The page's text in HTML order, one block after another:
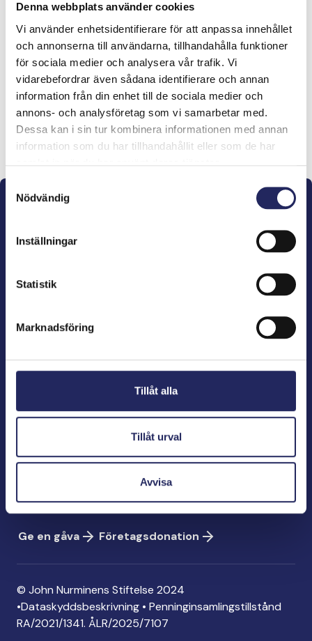
Denna webbplats använder cookies
Vi använder enhetsidentifierare för att anpassa innehållet
och annonserna till användarna, tillhandahålla funktioner
för sociala medier och analysera vår trafik. Vi
vidarebefordrar även sådana identifierare och annan
information från din enhet till de sociala medier och
annons- och analysföretag som vi samarbetar med.
Dessa kan i sin tur kombinera informationen med annan
information som du har tillhandahållit eller som de har
Nödvändig
Inställningar
Statistik
Marknadsföring
Tillåt alla
Tillåt urval
Avvisa
Tiimille tehdyt
lahjoitukset
Lahjoita ja liity tähän tiimiin
John Nurminens Stiftelse är Östersjöns beskyddare,
förespråkare för havets betydelse, den marina
John Nurminens Stiftelse
Bölegatan 2
info@jnfoundation.fi
Konto: FI06 1214 3000 1122 96
MobilePay: 74792
Ge en gåva
Företagsdonation
© John Nurminens Stiftelse 2024
•Dataskyddsbeskrivning • Penninginsamlingstillstånd
RA/2021/1341. ÅLR/2025/7107